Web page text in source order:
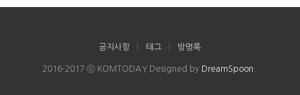
공지사항 태그 방명록
2016-2017 ⓒ KOMTODAY Designed by DreamSpoon